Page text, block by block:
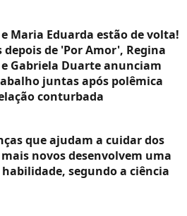
Maria Eduarda estão de volta!
depois de 'Por Amor', Regina
Gabriela Duarte anunciam
juntas após polêmica
conturbada
que ajudam a cuidar dos
novos desenvolvem uma
segundo a ciência